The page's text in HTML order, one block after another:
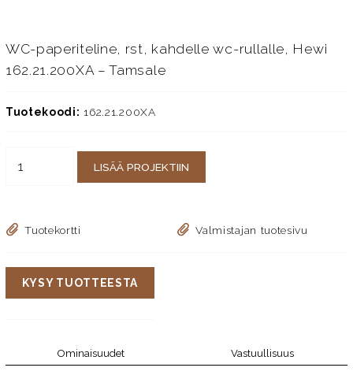
WC-paperiteline, rst, kahdelle wc-rullalle, Hewi
162.21.200XA – Tamsale
Tuotekoodi: 162.21.200XA
LISÄÄ PROJEKTIIN
Tuotekortti Valmistajan tuotesivu
KYSY TUOTTEESTA
Ominaisuudet Vastuullisuus